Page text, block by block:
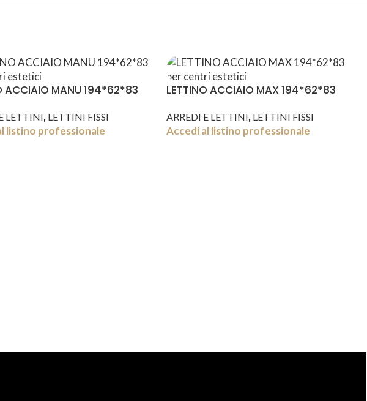
ACCIAIO MANU 194*62*83
LETTINI, LETTINI FISSI
listino professionale
LETTINO ACCIAIO MAX 194*62*83
ARREDI E LETTINI, LETTINI FISSI
Accedi al listino professionale